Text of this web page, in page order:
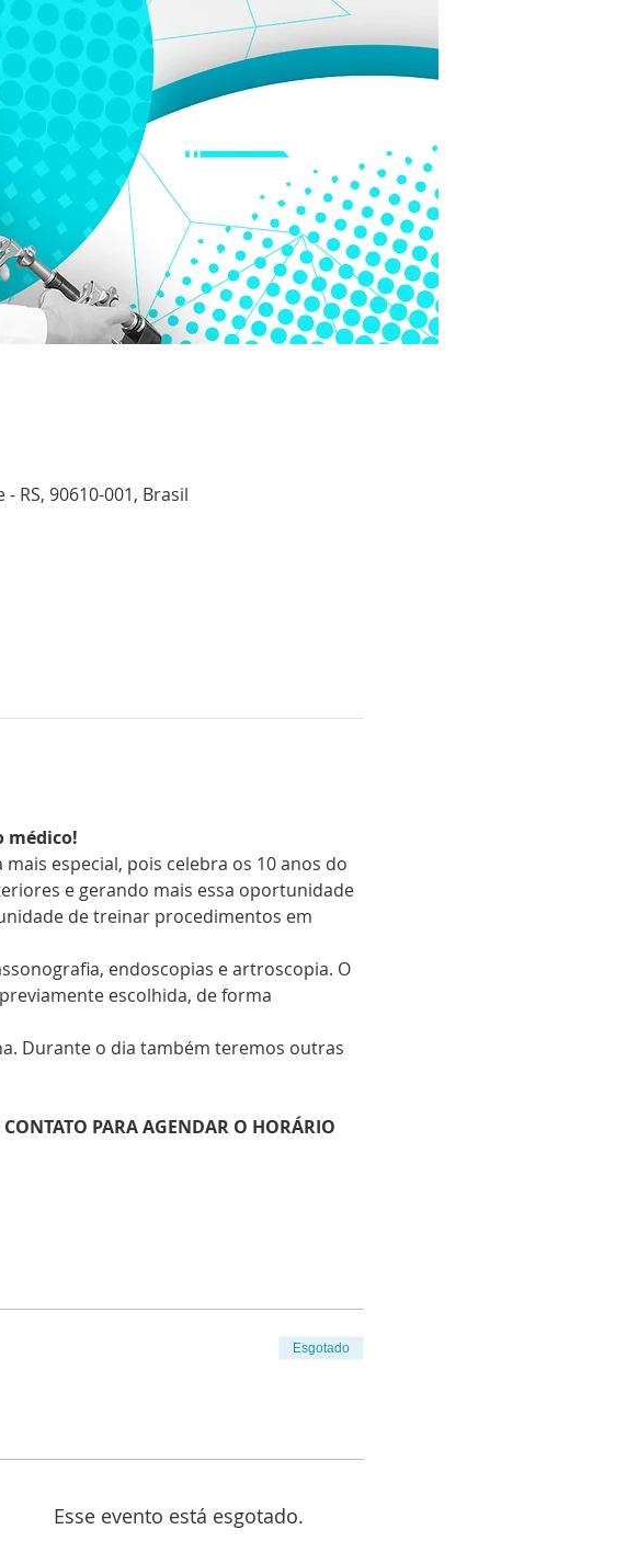
RS, 90610-001, Brasil
médico!
mais especial, pois celebra os 10 anos do
e gerando mais essa oportunidade
de treinar procedimentos em
endoscopias e artroscopia. O
escolhida, de forma
Durante o dia também teremos outras
CONTATO PARA AGENDAR O HORÁRIO
Esgotado
Esse evento está esgotado.